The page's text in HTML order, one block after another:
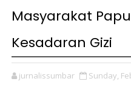
Masyarakat
Kesadaran Gizi
jurnalissumbar Sunday,